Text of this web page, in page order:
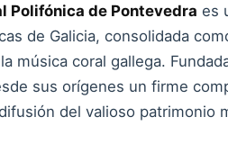
Polifónica de Pontevedra es
de Galicia, consolidada
música coral gallega.
sus orígenes un firme
del valioso patrimonio